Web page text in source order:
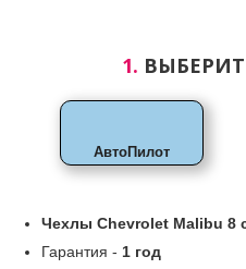
1.
АвтоПилот
Чехлы Chevrolet Malibu 8
Гарантия - 1 год